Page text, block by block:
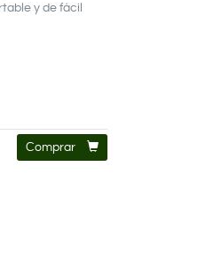
y de fácil
Comprar